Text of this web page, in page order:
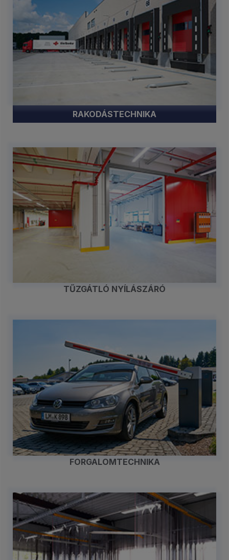
RAKODÁSTECHNIKA
TŰZGÁTLÓ NYÍLÁSZÁRÓ
FORGALOMTECHNIKA